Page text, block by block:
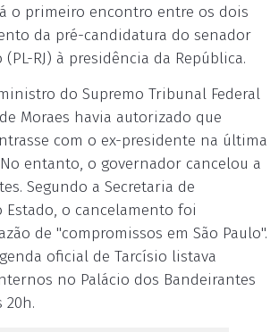
o primeiro encontro entre os dois
da pré-candidatura do senador
RJ) à presidência da República.
do Supremo Tribunal Federal
Moraes havia autorizado que
com o ex-presidente na última
entanto, o governador cancelou a
Segundo a Secretaria de
Estado, o cancelamento foi
de "compromissos em São Paulo".
oficial de Tarcísio listava
no Palácio dos Bandeirantes
20h.